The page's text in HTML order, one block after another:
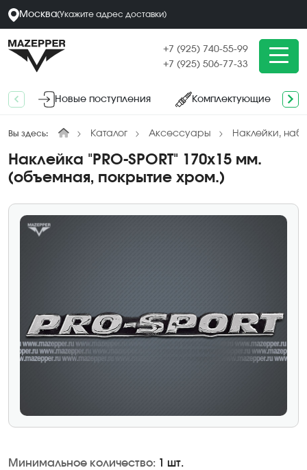
Москва(Укажите адрес доставки)
+7 (925) 740-55-99
+7 (925) 506-77-33
Новые поступления Комплектующие
Вы здесь: Каталог Аксессуары Наклейки,
Наклейка "PRO-SPORT" 170х15 мм.
(объемная, покрытие хром.)
Минимальное количество: 1 шт.